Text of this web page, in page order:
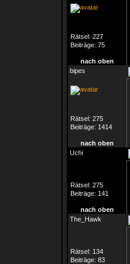
Rätsel: 227
Beiträge: 75
nach oben
bipes
Rätsel: 275
Beiträge: 1414
nach oben
Uchi
Rätsel: 275
Beiträge: 141
nach oben
The_Hawk
Rätsel: 134
Beiträge: 83